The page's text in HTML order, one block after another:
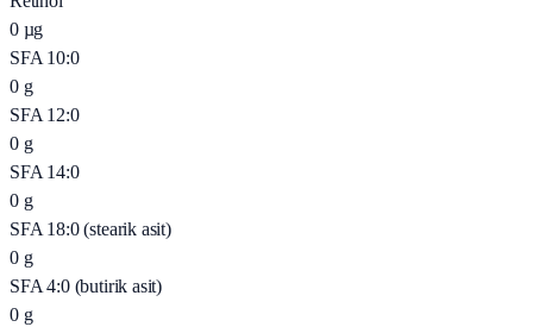
0 µg
SFA 10:0
0 g
SFA 12:0
0 g
SFA 14:0
0 g
SFA 18:0 (stearik asit)
0 g
SFA 4:0 (butirik asit)
0 g